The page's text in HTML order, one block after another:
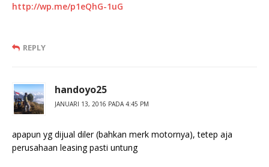
http://wp.me/p1eQhG-1uG
REPLY
handoyo25
JANUARI 13, 2016 PADA 4:45 PM
apapun yg dijual diler (bahkan merk motornya), tetep aja
perusahaan leasing pasti untung